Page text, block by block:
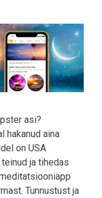
asi?
hakanud aina
on USA
ja tihedas
Tunnustust ja